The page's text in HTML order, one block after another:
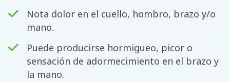
Nota dolor en el cuello, hombro, brazo y/o
mano.
Puede producirse hormigueo, picor o
sensación de adormecimiento en el brazo y
la mano.